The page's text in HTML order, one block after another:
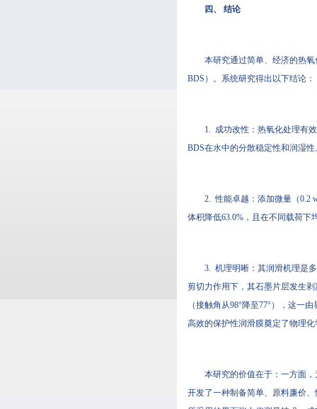
四、 结论
本研究通过简单、经济的热
BDS）。系统研究得出以下结论：
1. 成功改性：热氧化处理有
BDS在水中的分散稳定性和润湿性
2. 性能卓越：添加微量（0.2
体积降低63.0%，且在不同载荷下
3. 机理明晰：其润滑机理是
剪切力作用下，其石墨片层发生
（接触角从98°降至77°），这一
高效的保护性润滑膜奠定了物理化
本研究的价值在于：一方面
开发了一种制备简单、原料廉价